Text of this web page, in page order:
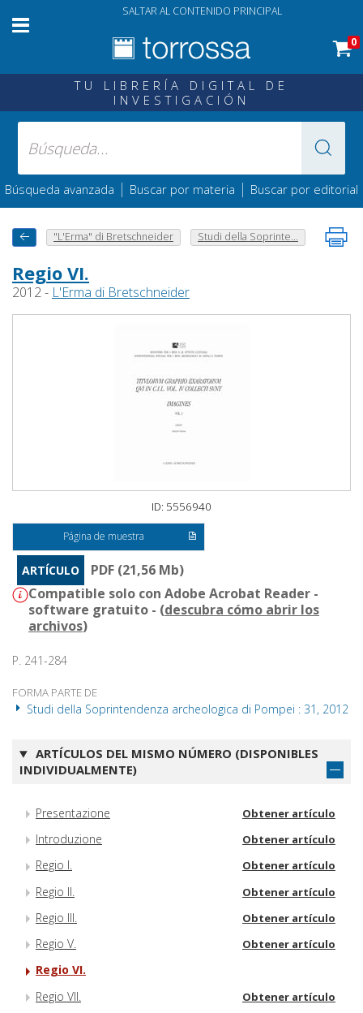
SALTAR AL CONTENIDO PRINCIPAL
0
TU LIBRERÍA DIGITAL DE
INVESTIGACIÓN
Búsqueda avanzada | Buscar por materia | Buscar por editorial
"L'Erma" di Bretschneider Studi della Soprinte...
Regio VI.
2012 - L'Erma di Bretschneider
ID: 5556940
Página de muestra
ARTÍCULO
PDF (21,56 Mb)
Compatible solo con Adobe Acrobat Reader -
software gratuito - (descubra cómo abrir los
archivos)
P. 241-284
FORMA PARTE DE
Studi della Soprintendenza archeologica di Pompei : 31, 2012
ARTÍCULOS DEL MISMO NÚMERO (DISPONIBLES
INDIVIDUALMENTE)
Presentazione Obtener artículo
Introduzione Obtener artículo
Regio I. Obtener artículo
Regio II. Obtener artículo
Regio III. Obtener artículo
Regio V. Obtener artículo
Regio VI.
Regio VII.
Obtener artículo